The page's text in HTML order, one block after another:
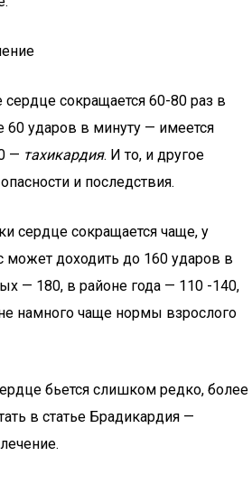
сокращается 60-80 раз в
60 ударов в минуту — имеется
— тахикардия. И то, и другое
и последствия.
сердце сокращается чаще, у
доходить до 160 ударов в
— 180, в районе года — 110 -140,
намного чаще нормы взрослого
бьется слишком редко, более
в статье Брадикардия —